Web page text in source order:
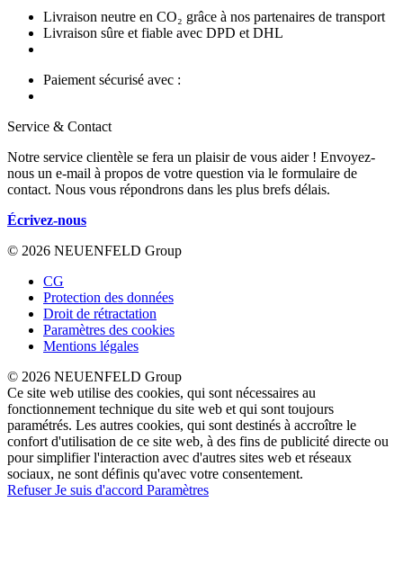
Livraison neutre en CO₂ grâce à nos partenaires de transport
Livraison sûre et fiable avec DPD et DHL
Paiement sécurisé avec :
Service & Contact
Notre service clientèle se fera un plaisir de vous aider ! Envoyez-
nous un e-mail à propos de votre question via le formulaire de
contact. Nous vous répondrons dans les plus brefs délais.
Écrivez-nous
© 2026 NEUENFELD Group
CG
Protection des données
Droit de rétractation
Paramètres des cookies
Mentions légales
© 2026 NEUENFELD Group
Ce site web utilise des cookies, qui sont nécessaires au
fonctionnement technique du site web et qui sont toujours
paramétrés. Les autres cookies, qui sont destinés à accroître le
confort d'utilisation de ce site web, à des fins de publicité directe ou
pour simplifier l'interaction avec d'autres sites web et réseaux
sociaux, ne sont définis qu'avec votre consentement.
RefuserJe suis d'accord Paramètres